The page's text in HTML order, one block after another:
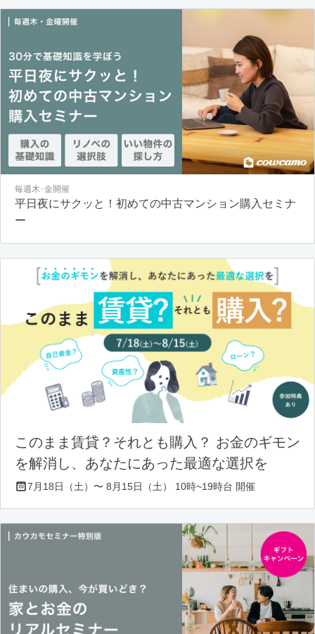
毎週木･金開催
平日夜にサクッと！初めての中古マンション購入セミナ
ー
このまま賃貸？それとも購入？ お金のギモン
を解消し、あなたにあった最適な選択を
7月18日（土）〜 8月15日（土） 10時~19時台 開催